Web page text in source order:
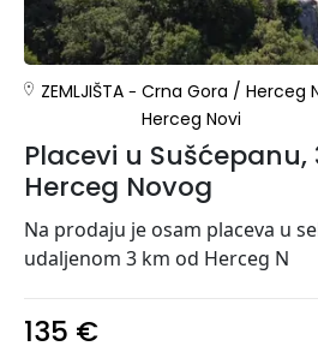
ZEMLJIŠTA Crna Gora / Herceg
Herceg Novi
Placevi u Sušćepanu,
Herceg Novog
Na prodaju je osam placeva u
udaljenom 3 km od Herceg N
135 €